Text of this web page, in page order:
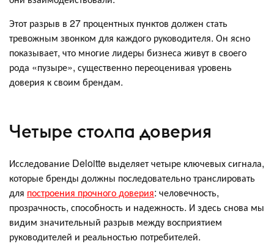
Этот разрыв в 27 процентных пунктов должен стать
тревожным звонком для каждого руководителя. Он ясно
показывает, что многие лидеры бизнеса живут в своего
рода «пузыре», существенно переоценивая уровень
доверия к своим брендам.
Четыре столпа доверия
Исследование Deloitte выделяет четыре ключевых сигнала,
которые бренды должны последовательно транслировать
для построения прочного доверия: человечность,
прозрачность, способность и надежность. И здесь снова мы
видим значительный разрыв между восприятием
руководителей и реальностью потребителей.